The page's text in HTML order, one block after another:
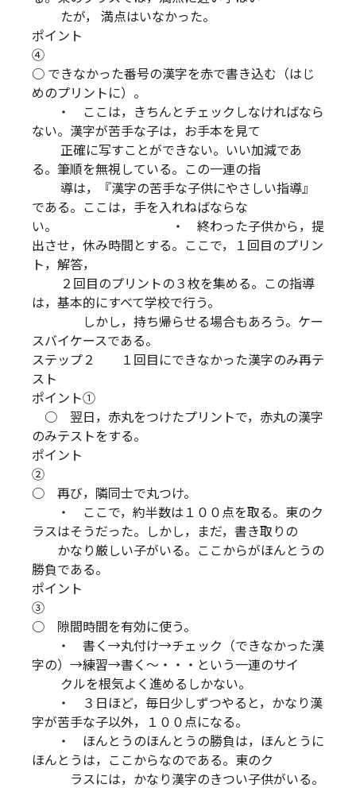
たが， 満点はいなかった。
ポイント
○ できなかった番号の漢字を赤で書き込む（はじ
めのプリントに）。
・ ここは，きちんとチェックしなければなら
ない。漢字が苦手な子は，お手本を見て
正確に写すことができない。いい加減であ
る。筆順を無視している。この一連の指
導は，『漢字の苦手な子供にやさしい指導』
である。ここは，手を入れねばならな
い。 ・ 終わった子供から，提
出させ，休み時間とする。ここで，１回目のプリン
ト，解答，
２回目のプリントの３枚を集める。この指導
は，基本的にすべて学校で行う。
しかし，持ち帰らせる場合もあろう。ケー
スバイケースである。
ステップ２ １回目にできなかった漢字のみ再テ
スト
ポイント①
○ 翌日，赤丸をつけたプリントで，赤丸の漢字
のみテストをする。
ポイント
○ 再び，隣同士で丸つけ。
・ ここで，約半数は１００点を取る。東のク
ラスはそうだった。しかし，まだ，書き取りの
かなり厳しい子がいる。ここからがほんとうの
勝負である。
ポイント
○ 隙間時間を有効に使う。
・ 書く→丸付け→チェック（できなかった漢
字の）→練習→書く～・・・という一連のサイ
クルを根気よく進めるしかない。
・ ３日ほど，毎日少しずつやると，かなり漢
字が苦手な子以外，１００点になる。
・ ほんとうのほんとうの勝負は，ほんとうに
ほんとうは，ここからなのである。東のク
ラスには，かなり漢字のきつい子供がいる。